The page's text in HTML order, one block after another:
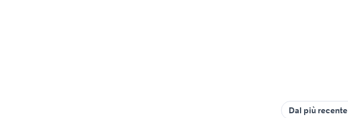
Dal più recente